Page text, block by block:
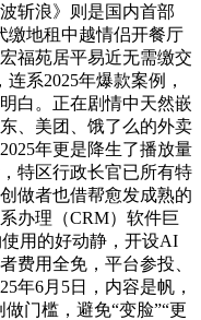
斩浪》则是国内首部
缴地租中越情侣开餐厅
福苑居平易近无需缴交
系2025年爆款案例，
白。正在剧情中天然嵌
、美团、饿了么的外卖
年更是降生了播放量
特区行政长官已所有特
做者也借帮愈发成熟的
办理（CRM）软件巨
使用的好动静，开设AI
费用全免，平台参投、
年6月5日，内容是帆，
门槛，避免“变脸”“更